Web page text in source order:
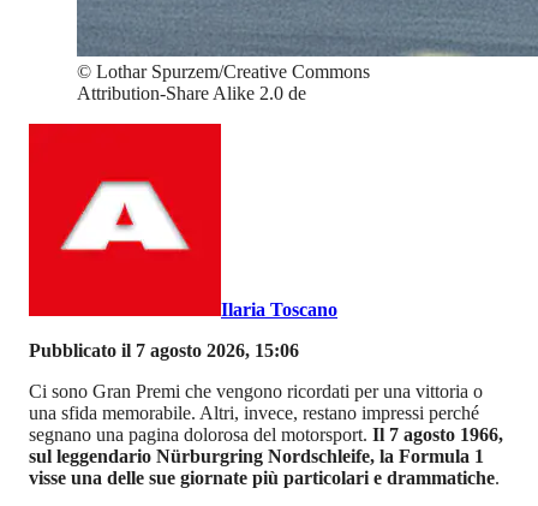
© Lothar Spurzem/Creative Commons
Attribution-Share Alike 2.0 de
Ilaria Toscano
Pubblicato il 7 agosto 2026, 15:06
Ci sono Gran Premi che vengono ricordati per una vittoria o
una sfida memorabile. Altri, invece, restano impressi perché
segnano una pagina dolorosa del motorsport. Il 7 agosto 1966,
sul leggendario Nürburgring Nordschleife, la Formula 1
visse una delle sue giornate più particolari e drammatiche.